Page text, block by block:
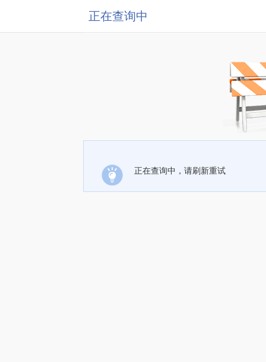
正在查询中
正在查询中，请刷新重试